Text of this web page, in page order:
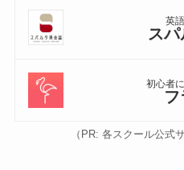
英
ス
初心者
（PR: 各スクール公式